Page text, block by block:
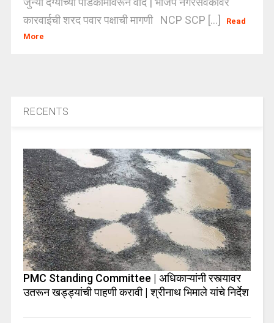
कारवाईची शरद पवार पक्षाची मागणी NCP SCP [...]
Read
More
RECENTS
PMC Standing Committee | अधिकाऱ्यांनी रस्त्यावर
उतरून खड्ड्यांची पाहणी करावी | श्रीनाथ भिमाले यांचे निर्देश